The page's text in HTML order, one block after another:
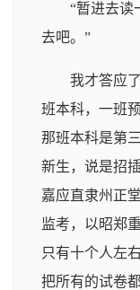
“暂进去读
去吧。”
我才答应
班本科，一班
那班本科是第
新生，说是招
嘉应直隶州正
监考，以昭郑
只有十个人左
把所有的试卷